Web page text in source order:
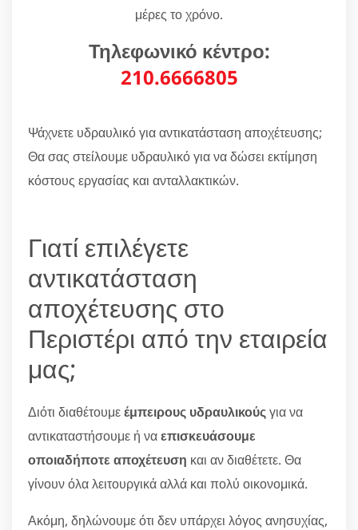
μέρες το χρόνο.
Τηλεφωνικό κέντρο:
210.6666805
Ψάχνετε υδραυλικό για αντικατάσταση αποχέτευσης;
Θα σας στείλουμε υδραυλικό για να δώσει εκτίμηση
κόστους εργασίας και ανταλλακτικών.
Γιατί επιλέγετε
αντικατάσταση
αποχέτευσης στο
Περιστέρι από την εταιρεία
μας;
Διότι διαθέτουμεέμπειρους υδραυλικούςγια να
αντικαταστήσουμε ή ναεπισκευάσουμε
οποιαδήποτε αποχέτευση και αν διαθέτετε. Θα
γίνουν όλα λειτουργικά αλλά και πολύ οικονομικά.
Ακόμη, δηλώνουμε ότι δεν υπάρχει λόγος ανησυχίας,